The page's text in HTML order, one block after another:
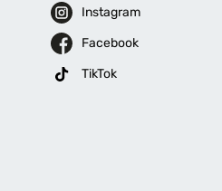
Instagram
Facebook
TikTok